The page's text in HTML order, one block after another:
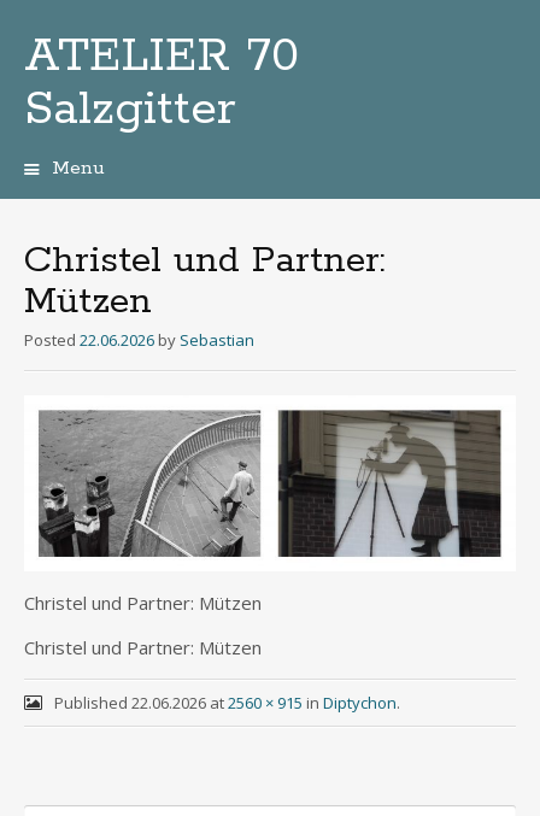
ATELIER 70
Salzgitter
Menu
Christel und Partner:
Mützen
Posted 22.06.2026 by Sebastian
Chris­tel und Part­ner: Mützen
Chris­tel und Part­ner: Mützen
Published 22.06.2026at2560 × 915 in Diptychon.